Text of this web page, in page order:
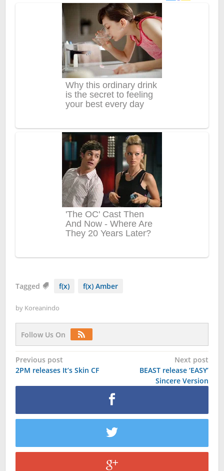
Tagged f(x) f(x) Amber
by Koreanindo
Follow Us On
Post
navigation
Previous post
2PM releases It’s Skin CF
Next post
BEAST release ‘EASY’
Sincere Version